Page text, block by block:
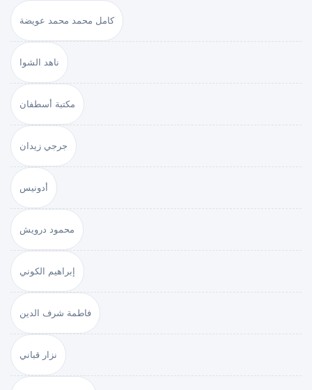
كامل محمد محمد عويضة
ناهد الشوا
مكتبة أسطفان
جرجي زيدان
أدونيس
محمود درويش
إبراهيم الكوني
فاطمة شرف الدين
نزار قباني